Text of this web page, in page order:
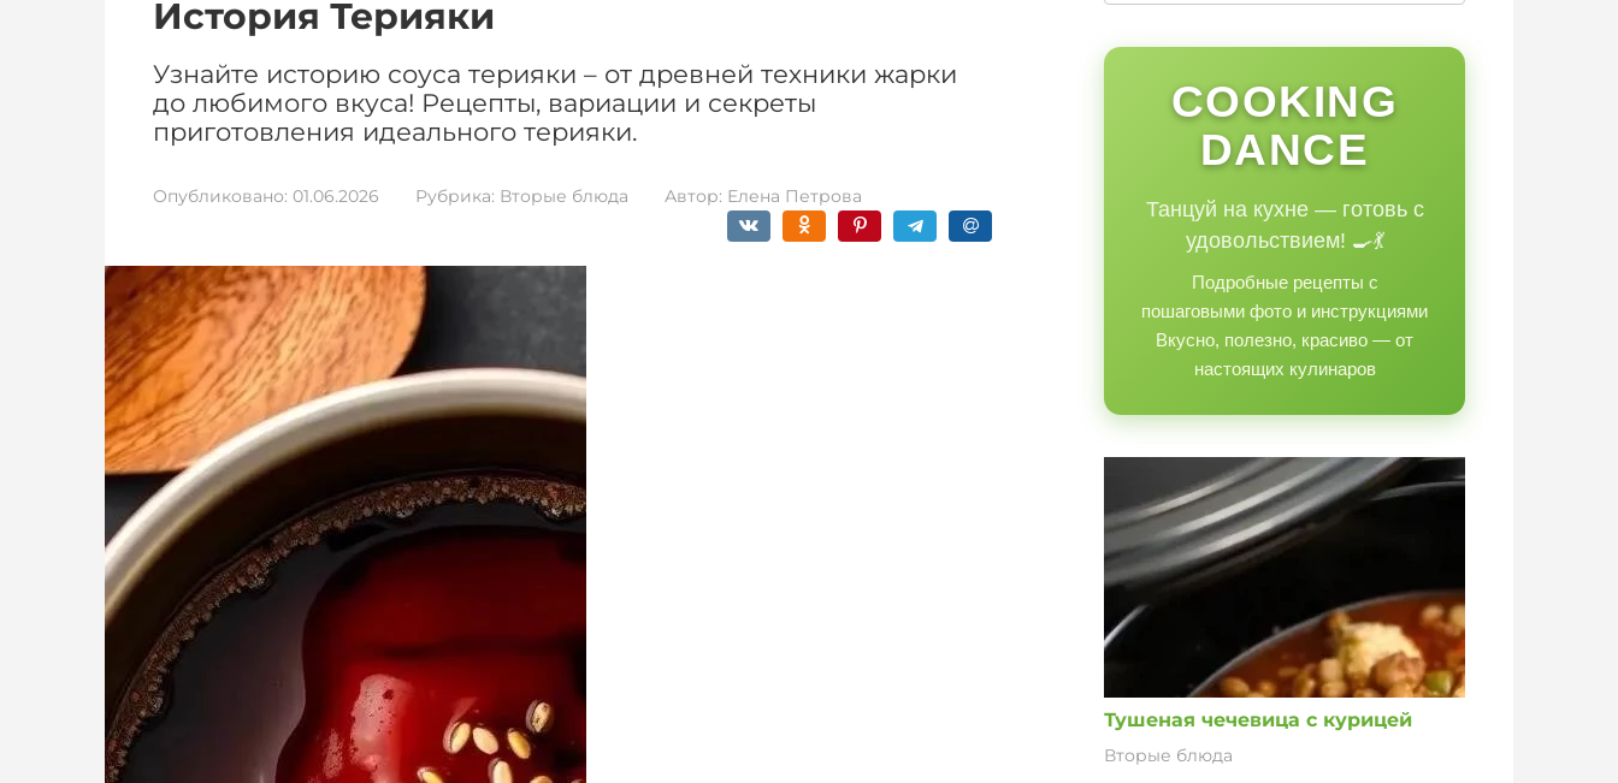
История Терияки
Узнайте историю соуса терияки – от древней техники жарки
до любимого вкуса! Рецепты, вариации и секреты
приготовления идеального терияки.
Опубликовано: 01.06.2026 Рубрика: Вторые блюда Автор: Елена Петрова
COOKING
DANCE
Танцуй на кухне — готовь с
удовольствием! 🍳💃
Подробные рецепты с
пошаговыми фото и инструкциями
Вкусно, полезно, красиво — от
настоящих кулинаров
Тушеная чечевица с курицей
Вторые блюда